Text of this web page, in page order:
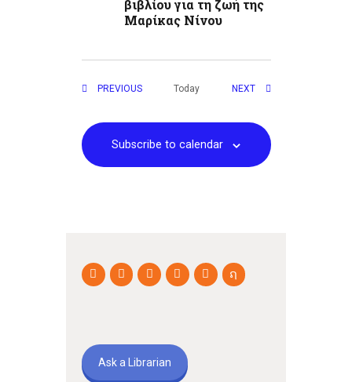
βιβλίου για τη ζωή της
Μαρίκας Νίνου
PREVIOUSEVENTSToday NEXT EVENTS
Subscribe to calendar
Ask a Librarian